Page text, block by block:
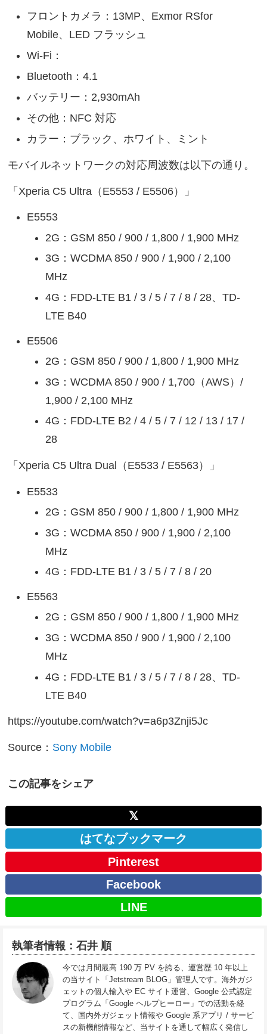
フロントカメラ：13MP、Exmor RSfor
Mobile、LED フラッシュ
Wi-Fi：
Bluetooth：4.1
バッテリー：2,930mAh
その他：NFC 対応
カラー：ブラック、ホワイト、ミント
モバイルネットワークの対応周波数は以下の通り。
「Xperia C5 Ultra（E5553 / E5506）」
E5553
2G：GSM 850 / 900 / 1,800 / 1,900 MHz
3G：WCDMA 850 / 900 / 1,900 / 2,100
MHz
4G：FDD-LTE B1 / 3 / 5 / 7 / 8 / 28、TD-
LTE B40
E5506
2G：GSM 850 / 900 / 1,800 / 1,900 MHz
3G：WCDMA 850 / 900 / 1,700（AWS）/
1,900 / 2,100 MHz
4G：FDD-LTE B2 / 4 / 5 / 7 / 12 / 13 / 17 /
28
「Xperia C5 Ultra Dual（E5533 / E5563）」
E5533
2G：GSM 850 / 900 / 1,800 / 1,900 MHz
3G：WCDMA 850 / 900 / 1,900 / 2,100
MHz
4G：FDD-LTE B1 / 3 / 5 / 7 / 8 / 20
E5563
2G：GSM 850 / 900 / 1,800 / 1,900 MHz
3G：WCDMA 850 / 900 / 1,900 / 2,100
MHz
4G：FDD-LTE B1 / 3 / 5 / 7 / 8 / 28、TD-
LTE B40
https://youtube.com/watch?v=a6p3Znji5Jc
Source： Sony Mobile
この記事をシェア
𝕏
はてなブックマーク
Pinterest
Facebook
LINE
執筆者情報：石井 順
今では月間最高 190 万 PV を誇る、運営歴 10 年以上
の当サイト「Jetstream BLOG」管理人です。海外ガジ
ェットの個人輸入や EC サイト運営、Google 公式認定
プログラム「Google ヘルプヒーロー」での活動を経
て、国内外ガジェット情報や Google 系アプリ / サービ
スの新機能情報など、当サイトを通して幅広く発信し